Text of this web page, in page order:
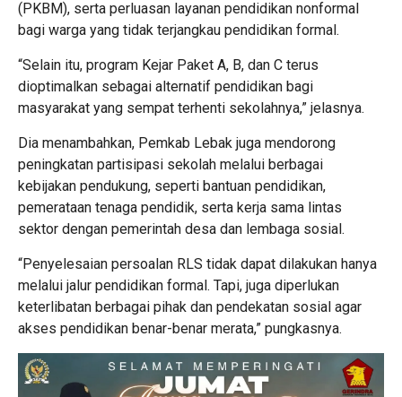
(PKBM), serta perluasan layanan pendidikan nonformal
bagi warga yang tidak terjangkau pendidikan formal.
“Selain itu, program Kejar Paket A, B, dan C terus
dioptimalkan sebagai alternatif pendidikan bagi
masyarakat yang sempat terhenti sekolahnya,” jelasnya.
Dia menambahkan, Pemkab Lebak juga mendorong
peningkatan partisipasi sekolah melalui berbagai
kebijakan pendukung, seperti bantuan pendidikan,
pemerataan tenaga pendidik, serta kerja sama lintas
sektor dengan pemerintah desa dan lembaga sosial.
“Penyelesaian persoalan RLS tidak dapat dilakukan hanya
melalui jalur pendidikan formal. Tapi, juga diperlukan
keterlibatan berbagai pihak dan pendekatan sosial agar
akses pendidikan benar-benar merata,” pungkasnya.